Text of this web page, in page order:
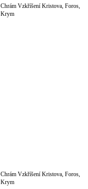
Chrám Vzkříšení Kristova, Foros,
Krym
Chrám Vzkříšení Kristova, Foros,
Krym